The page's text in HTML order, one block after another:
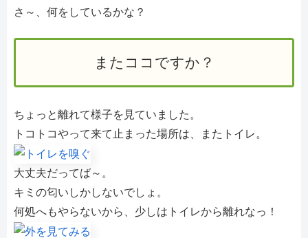
さ～、何をしているかな？
またココですか？
ちょっと離れて様子を見ていました。
トコトコやって来て止まった場所は、またトイレ。
大丈夫だってば～。
キミの匂いしかしないでしょ。
何処へもやらないから、少しはトイレから離れなっ！